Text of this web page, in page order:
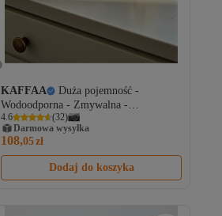
KAFFAA
Duża pojemność -
Wodoodporna - Zmywalna -
Kosmetyczka - Organizer
4.6 (32)
Darmowa wysyłka
108,05zł
Dodaj do koszyka